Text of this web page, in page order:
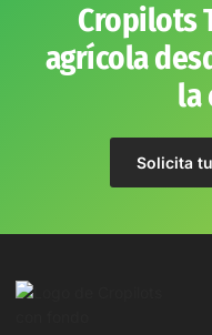
Cropilots
agrícola
la
Solicita